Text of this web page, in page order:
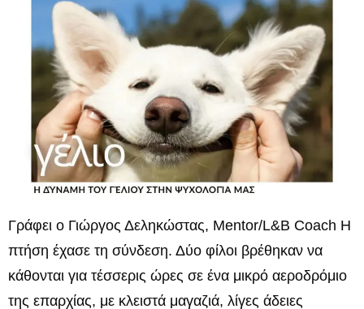
Γράφει ο Γιώργος Δεληκώστας, Mentor/L&B Coach Η
πτήση έχασε τη σύνδεση. Δύο φίλοι βρέθηκαν να
κάθονται για τέσσερις ώρες σε ένα μικρό αεροδρόμιο
της επαρχίας, με κλειστά μαγαζιά, λίγες άδειες